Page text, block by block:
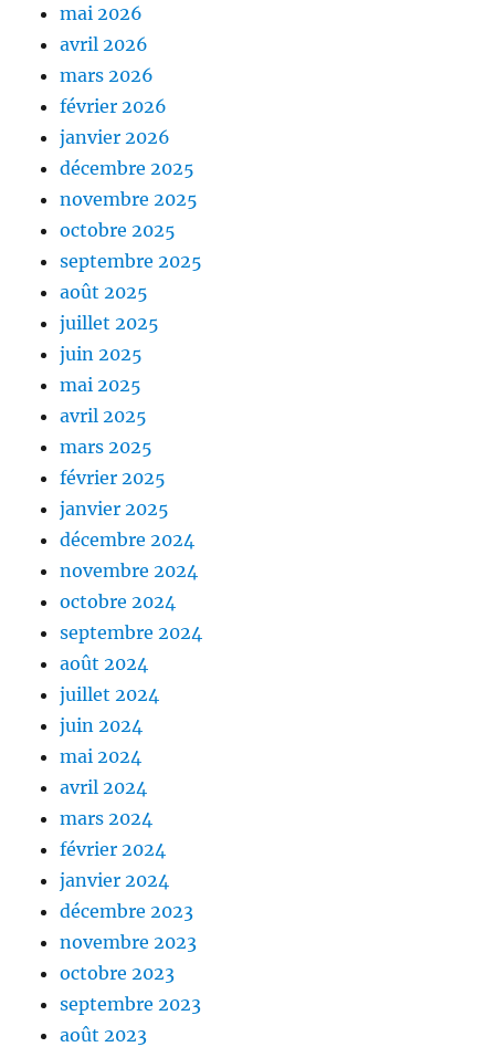
mai 2026
avril 2026
mars 2026
février 2026
janvier 2026
décembre 2025
novembre 2025
octobre 2025
septembre 2025
août 2025
juillet 2025
juin 2025
mai 2025
avril 2025
mars 2025
février 2025
janvier 2025
décembre 2024
novembre 2024
octobre 2024
septembre 2024
août 2024
juillet 2024
juin 2024
mai 2024
avril 2024
mars 2024
février 2024
janvier 2024
décembre 2023
novembre 2023
octobre 2023
septembre 2023
août 2023